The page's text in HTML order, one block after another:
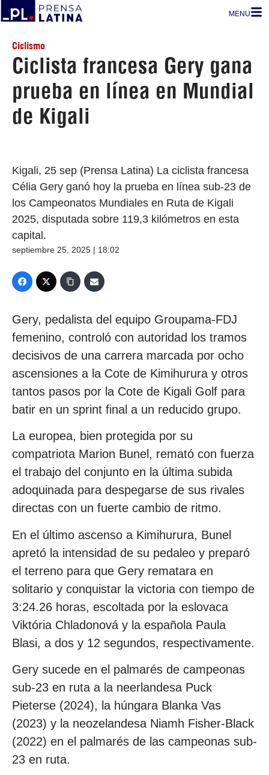
MENU
Ciclismo
Ciclista francesa Gery gana
prueba en línea en Mundial
de Kigali
Kigali, 25 sep (Prensa Latina) La ciclista francesa
Célia Gery ganó hoy la prueba en línea sub-23 de
los Campeonatos Mundiales en Ruta de Kigali
2025, disputada sobre 119,3 kilómetros en esta
capital.
septiembre 25, 2025 | 18:02
Gery, pedalista del equipo Groupama-FDJ
femenino, controló con autoridad los tramos
decisivos de una carrera marcada por ocho
ascensiones a la Cote de Kimihurura y otros
tantos pasos por la Cote de Kigali Golf para
batir en un sprint final a un reducido grupo.
La europea, bien protegida por su
compatriota Marion Bunel, remató con fuerza
el trabajo del conjunto en la última subida
adoquinada para despegarse de sus rivales
directas con un fuerte cambio de ritmo.
En el último ascenso a Kimihurura, Bunel
apretó la intensidad de su pedaleo y preparó
el terreno para que Gery rematara en
solitario y conquistar la victoria con tiempo de
3:24.26 horas, escoltada por la eslovaca
Viktória Chladonová y la española Paula
Blasi, a dos y 12 segundos, respectivamente.
Gery sucede en el palmarés de campeonas
sub-23 en ruta a la neerlandesa Puck
Pieterse (2024), la húngara Blanka Vas
(2023) y la neozelandesa Niamh Fisher-Black
(2022) en el palmarés de las campeonas sub-
23 en ruta.